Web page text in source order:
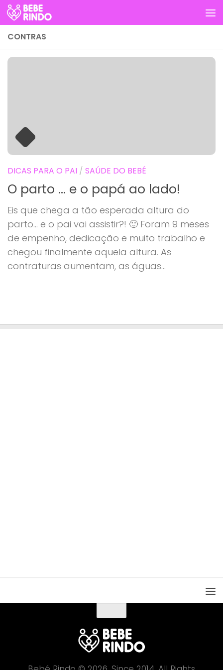
Skip to content
CONTRAS
DICAS PARA O PAI / SAÚDE DO BEBÉ
O parto … e o papá ao lado!
Eis que chega a tão esperada altura do
parto… e o pai vai assistir?! 🙂 Foram 9 meses
de empenho, dedicação e muito trabalho e
chegou finalmente aquela altura. As
contraturas aumentam, as águas...